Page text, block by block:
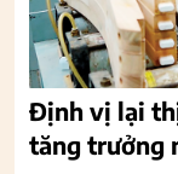
Định vị lại
tăng trưởng